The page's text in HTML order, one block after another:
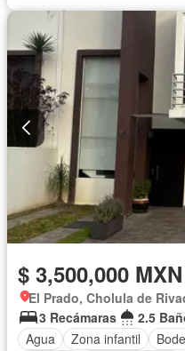
$ 3,500,000 MXN
El Prado, Cholula de
3 Recámaras
2.5
Agua
Zona infantil